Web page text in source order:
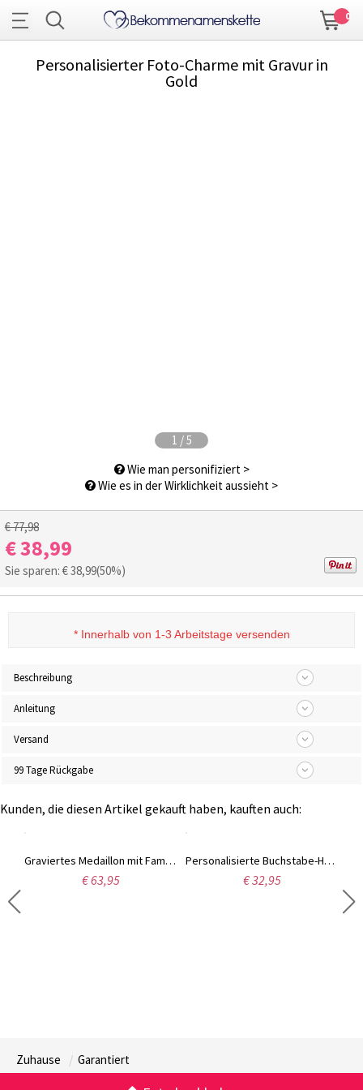
0
Personalisierter Foto-Charme mit Gravur in
Gold
1 /5
Wie man personifiziert >
Wie es in der Wirklichkeit aussieht >
€ 77,98
€ 38,99
Sie sparen: €38,99(50%)
* Innerhalb von 1-3 Arbeitstage versenden
Beschreibung
Anleitung
Versand
99 Tage Rückgabe
Kunden, die diesen Artikel gekauft haben, kauften auch:
Graviertes Medaillon mit Familienstammbaum und Photo Sterling Silber
€ 63,95
Personalisierte Buchstabe-Halskette seitwärts
€ 32,95
Zuhause Garantiert